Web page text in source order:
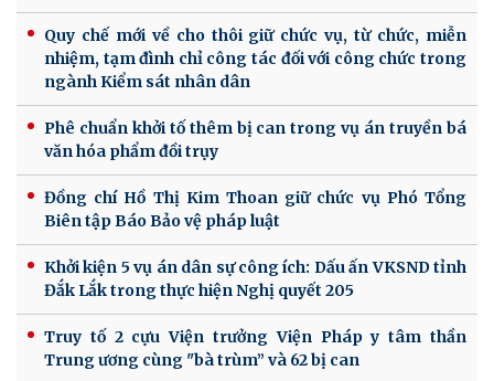
Quy chế mới về cho thôi giữ chức vụ, từ chức, miễn
nhiệm, tạm đình chỉ công tác đối với công chức trong
ngành Kiểm sát nhân dân
Phê chuẩn khởi tố thêm bị can trong vụ án truyền bá
văn hóa phẩm đồi trụy
Đồng chí Hồ Thị Kim Thoan giữ chức vụ Phó Tổng
Biên tập Báo Bảo vệ pháp luật
Khởi kiện 5 vụ án dân sự công ích: Dấu ấn VKSND tỉnh
Đắk Lắk trong thực hiện Nghị quyết 205
Truy tố 2 cựu Viện trưởng Viện Pháp y tâm thần
Trung ương cùng "bà trùm” và 62 bị can